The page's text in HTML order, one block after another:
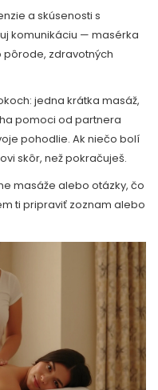
a skúsenosti s
komunikáciu — masérka
zdravotných
jedna krátka masáž,
pomoci od partnera
pohodlie. Ak niečo bolí
skôr, než pokračuješ.
masáže alebo otázky, čo
ti pripraviť zoznam alebo